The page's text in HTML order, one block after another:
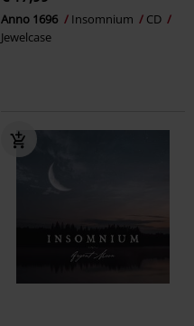
Anno 1696 Insomnium
CD
Jewelcase